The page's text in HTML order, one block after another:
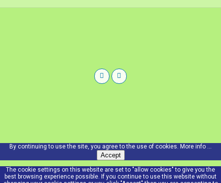
By continuing to use the site, you agree to the use of cookies. More info ...
Accept
The cookie settings on this website are set to "allow cookies" to give you the
best browsing experience possible. If you continue to use this website without